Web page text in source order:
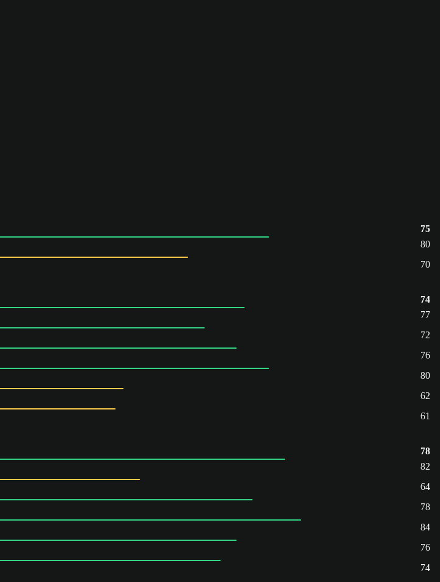
75
80
70
74
77
72
76
80
62
61
78
82
64
78
84
76
74